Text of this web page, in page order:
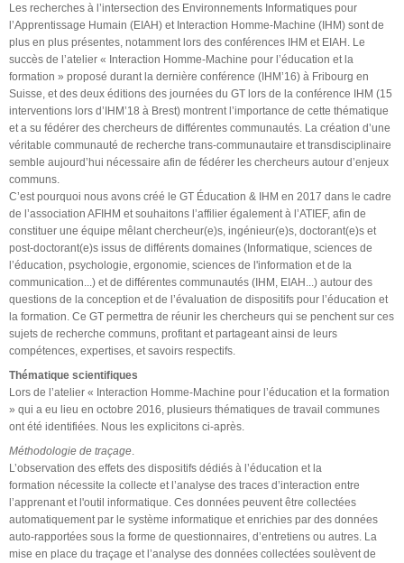
Les recherches à l’intersection des Environnements Informatiques pour
l’Apprentissage Humain (EIAH) et Interaction Homme-Machine (IHM) sont de
plus en plus présentes, notamment lors des conférences IHM et EIAH. Le
succès de l’atelier « Interaction Homme-Machine pour l’éducation et la
formation » proposé durant la dernière conférence (IHM’16) à Fribourg en
Suisse, et des deux éditions des journées du GT lors de la conférence IHM (15
interventions lors d’IHM’18 à Brest) montrent l’importance de cette thématique
et a su fédérer des chercheurs de différentes communautés. La création d’une
véritable communauté de recherche trans-communautaire et transdisciplinaire
semble aujourd’hui nécessaire afin de fédérer les chercheurs autour d’enjeux
communs.
C’est pourquoi nous avons créé le GT Éducation & IHM en 2017 dans le cadre
de l’association AFIHM et souhaitons l’affilier également à l’ATIEF, afin de
constituer une équipe mêlant chercheur(e)s, ingénieur(e)s, doctorant(e)s et
post-doctorant(e)s issus de différents domaines (Informatique, sciences de
l’éducation, psychologie, ergonomie, sciences de l'information et de la
communication...) et de différentes communautés (IHM, EIAH...) autour des
questions de la conception et de l’évaluation de dispositifs pour l’éducation et
la formation. Ce GT permettra de réunir les chercheurs qui se penchent sur ces
sujets de recherche communs, profitant et partageant ainsi de leurs
compétences, expertises, et savoirs respectifs.
Thématique scientifiques
Lors de l’atelier « Interaction Homme-Machine pour l’éducation et la formation
» qui a eu lieu en octobre 2016, plusieurs thématiques de travail communes
ont été identifiées. Nous les explicitons ci-après.
Méthodologie de traçage.
L’observation des effets des dispositifs dédiés à l’éducation et la
formation nécessite la collecte et l’analyse des traces d’interaction entre
l’apprenant et l'outil informatique. Ces données peuvent être collectées
automatiquement par le système informatique et enrichies par des données
auto-rapportées sous la forme de questionnaires, d’entretiens ou autres. La
mise en place du traçage et l’analyse des données collectées soulèvent de